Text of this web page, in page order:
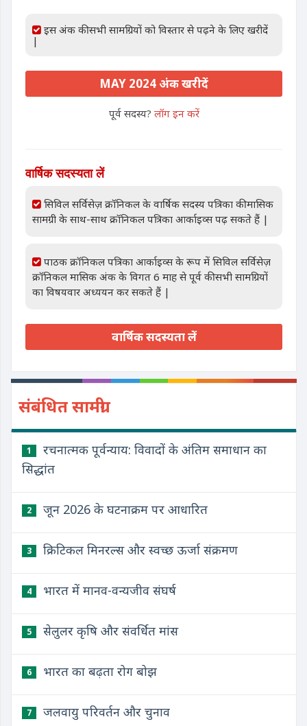
इस अंक की सभी सामग्रियों को विस्तार से पढ़ने के लिए खरीदें
|
MAY 2024 अंक खरीदें
पूर्व सदस्य? लॉग इन करें
वार्षिक सदस्यता लें
सिविल सर्विसेज़ क्रॉनिकल के वार्षिक सदस्य पत्रिका की मासिक
सामग्री के साथ-साथ क्रॉनिकल पत्रिका आर्काइव्स पढ़ सकते हैं |
पाठक क्रॉनिकल पत्रिका आर्काइव्स के रूप में सिविल सर्विसेज़
क्रॉनिकल मासिक अंक के विगत 6 माह से पूर्व की सभी सामग्रियों
का विषयवार अध्ययन कर सकते हैं |
वार्षिक सदस्यता लें
संबंधित सामग्री
1
रचनात्मक पूर्वन्याय: विवादों के अंतिम समाधान का
सिद्धांत
2 जून 2026 के घटनाक्रम पर आधारित
3 क्रिटिकल मिनरल्स और स्वच्छ ऊर्जा संक्रमण
4 भारत में मानव-वन्यजीव संघर्ष
5 सेलुलर कृषि और संवर्धित मांस
6 भारत का बढ़ता रोग बोझ
7 जलवायु परिवर्तन और चुनाव